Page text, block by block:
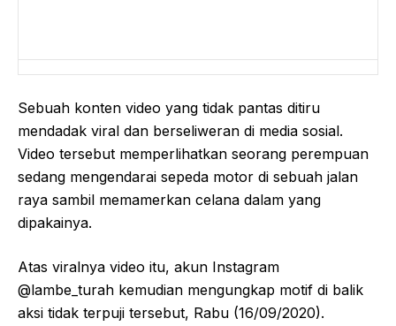
Sebuah konten video yang tidak pantas ditiru
mendadak viral dan berseliweran di media sosial.
Video tersebut memperlihatkan seorang perempuan
sedang mengendarai sepeda motor di sebuah jalan
raya sambil memamerkan celana dalam yang
dipakainya.
Atas viralnya video itu, akun Instagram
@lambe_turah kemudian mengungkap motif di balik
aksi tidak terpuji tersebut, Rabu (16/09/2020).